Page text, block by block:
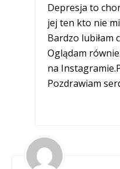
Depresja to
jej ten kto nie
Bardzo lubiłam
Oglądam
na
Pozdrawiam